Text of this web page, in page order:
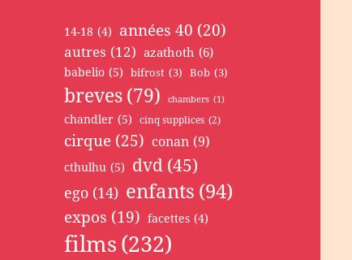
14-18 (4) années 40 (20)
autres (12) azathoth (6)
babelio (5) bifrost (3) Bob (3)
breves(79) chambers (1)
chandler (5) cinq supplices (2)
cirque (25) conan (9)
cthulhu (5) dvd (45)
ego (14) enfants (94)
expos (19) facettes (4)
films(232)